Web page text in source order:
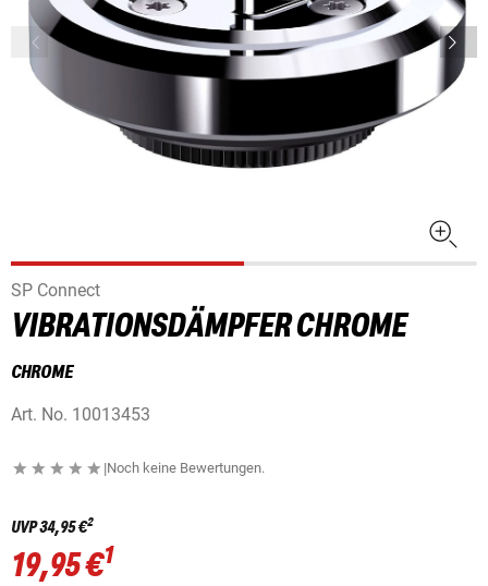
SP Connect
VIBRATIONSDÄMPFER CHROME
CHROME
Art. No. 10013453
|Noch keine Bewertungen.
UVP34,95 €2
19,95 €1